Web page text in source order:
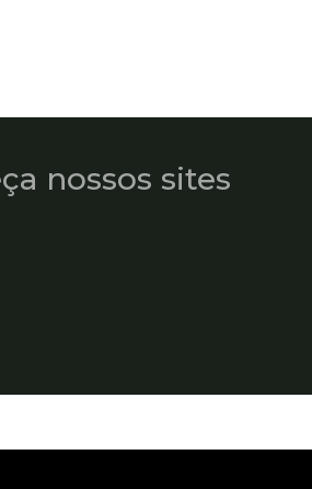
nossos sites